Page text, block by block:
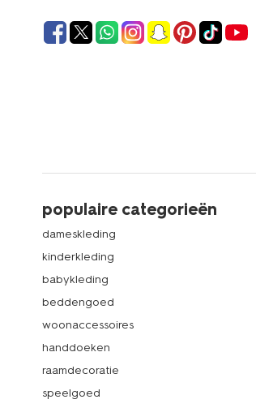
populaire categorieën
dameskleding
kinderkleding
babykleding
beddengoed
woonaccessoires
handdoeken
raamdecoratie
speelgoed